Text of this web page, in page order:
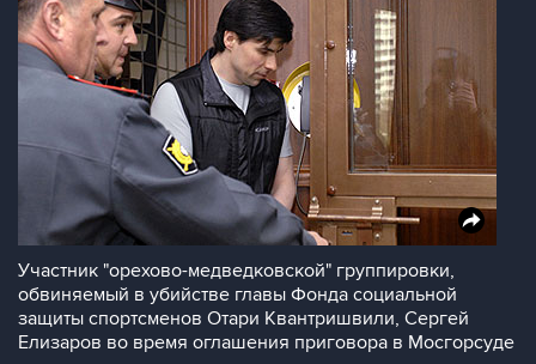
Участник "орехово-медведковской" группировки,
обвиняемый в убийстве главы Фонда социальной
защиты спортсменов Отари Квантришвили, Сергей
Елизаров во время оглашения приговора в Мосгорсуде